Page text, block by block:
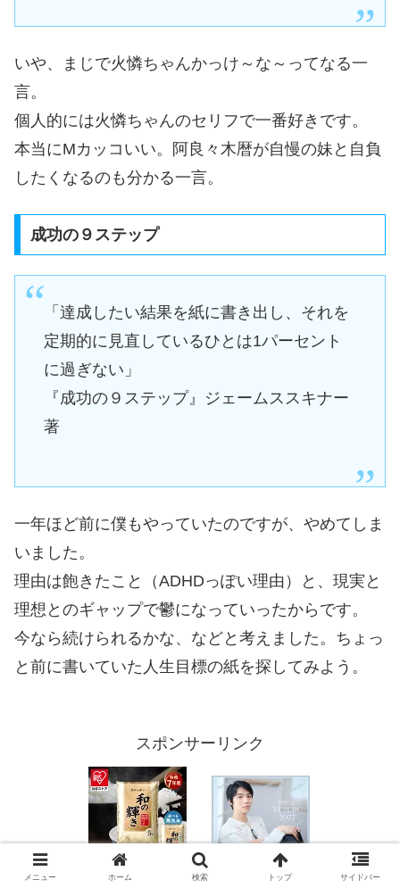
いや、まじで火憐ちゃんかっけ～な～ってなる一
言。
個人的には火憐ちゃんのセリフで一番好きです。
本当にMカッコいい。阿良々木暦が自慢の妹と自負
したくなるのも分かる一言。
成功の９ステップ
「達成したい結果を紙に書き出し、それを
定期的に見直しているひとは1パーセント
に過ぎない」
『成功の９ステップ』ジェームススキナー
著
一年ほど前に僕もやっていたのですが、やめてしま
いました。
理由は飽きたこと（ADHDっぽい理由）と、現実と
理想とのギャップで鬱になっていったからです。
今なら続けられるかな、などと考えました。ちょっ
と前に書いていた人生目標の紙を探してみよう。
スポンサーリンク
メニュー ホーム 検索 トップ サイドバー